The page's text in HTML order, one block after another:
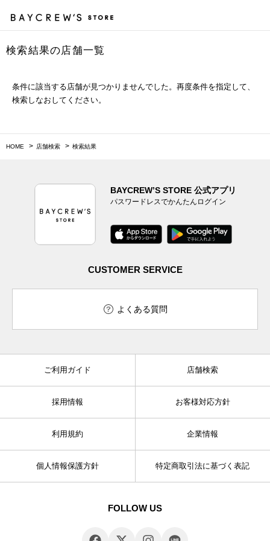
検索結果の店舗一覧
条件に該当する店舗が見つかりませんでした。再度条件を指定して、
検索しなおしてください。
HOME 店舗検索 検索結果
BAYCREW’S STORE 公式アプリ
パスワードレスでかんたんログイン
CUSTOMER SERVICE
よくある質問
ご利用ガイド 店舗検索
採用情報 お客様対応方針
利用規約 企業情報
個人情報保護方針 特定商取引法に基づく表記
FOLLOW US